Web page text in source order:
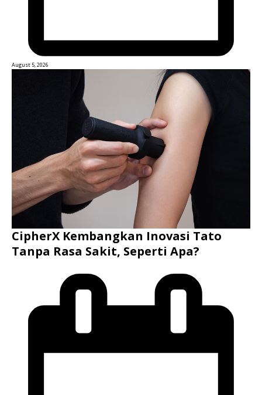
August 5, 2026
CipherX Kembangkan Inovasi Tato
Tanpa Rasa Sakit, Seperti Apa?